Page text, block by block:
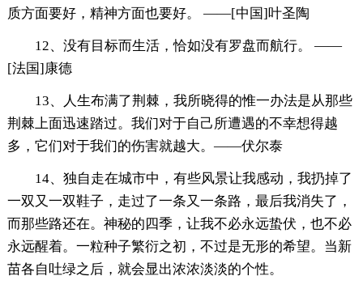
质方面要好，精神方面也要好。 ——[中国]叶圣陶
12、没有目标而生活，恰如没有罗盘而航行。 ——
[法国]康德
13、人生布满了荆棘，我所晓得的惟一办法是从那些
荆棘上面迅速踏过。我们对于自己所遭遇的不幸想得越
多，它们对于我们的伤害就越大。——伏尔泰
14、独自走在城市中，有些风景让我感动，我扔掉了
一双又一双鞋子，走过了一条又一条路，最后我消失了，
而那些路还在。神秘的四季，让我不必永远蛰伏，也不必
永远醒着。一粒种子繁衍之初，不过是无形的希望。当新
苗各自吐绿之后，就会显出浓浓淡淡的个性。